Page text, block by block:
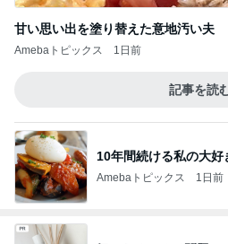
甘い思い出を塗り替えた意地汚い夫
Amebaトピックス 1日前
記事を読
10年間続ける私の大好
Amebaトピックス 1日前